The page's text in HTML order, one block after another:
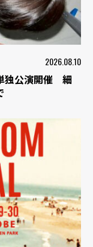
2026.08.10
独公演開催 細